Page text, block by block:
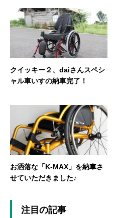
クイッキー２、daiさんスペシ
ャル車いすの納車完了！
お洒落な「K-MAX」を納車さ
せていただきました♪
注目の記事